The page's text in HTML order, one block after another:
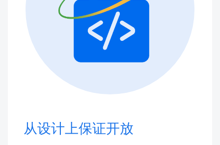
从设计上保证开放